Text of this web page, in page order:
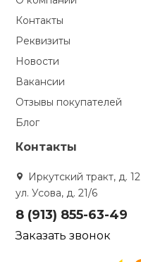
Контакты
Реквизиты
Новости
Вакансии
Отзывы покупателей
Блог
Контакты
Иркутский тракт, д. 12
ул. Усова, д. 21/6
8 (913) 855-63-49
Заказать звонок